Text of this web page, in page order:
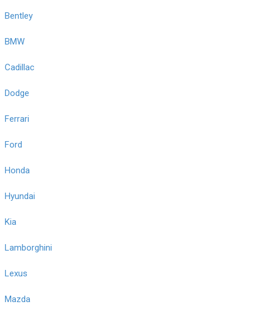
Bentley
BMW
Cadillac
Dodge
Ferrari
Ford
Honda
Hyundai
Kia
Lamborghini
Lexus
Mazda